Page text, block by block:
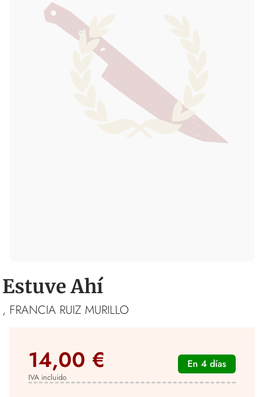
Estuve Ahí
, FRANCIA RUIZ MURILLO
14,00 €
IVA incluido
En 4 días